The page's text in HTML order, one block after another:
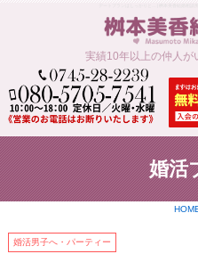
実績10年以上の仲人が
婚活
婚活男子へ・パーティー